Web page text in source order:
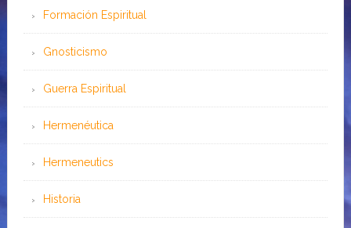
Formación Espiritual
Gnosticismo
Guerra Espiritual
Hermenéutica
Hermeneutics
Historia